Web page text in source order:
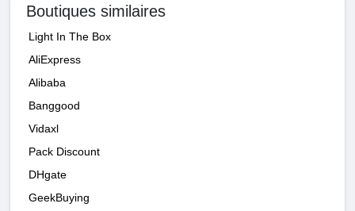
Boutiques similaires
Light In The Box
AliExpress
Alibaba
Banggood
Vidaxl
Pack Discount
DHgate
GeekBuying